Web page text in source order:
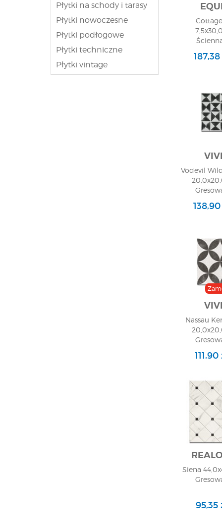
w modnych
bowiem
kafelkami
biało-czarnych
Płytki na schody i tarasy
Płytki nowoczesne
Płytki podłogowe
Płytki techniczne
Płytki vintage
Vodevil
Nassau
Siena
95,35